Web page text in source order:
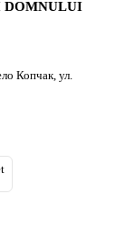
DOMNULUI
Копчак, ул.